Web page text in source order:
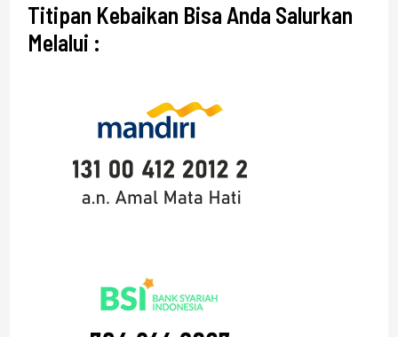
Titipan Kebaikan Bisa Anda Salurkan
Melalui :